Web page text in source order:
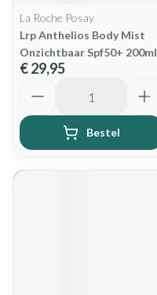
La Roche Posay
Lrp Anthelios Body Mist
Onzichtbaar Spf50+ 200ml
€ 29,95
Bestel